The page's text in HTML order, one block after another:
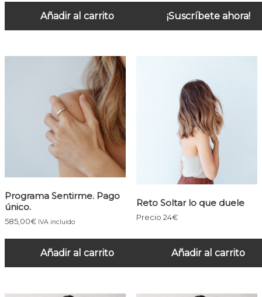
Añadir al carrito ¡Suscríbete ahora!
Programa Sentirme. Pago
único.
585,00€ IVA incluido
Añadir al carrito
Reto Soltar lo que duele
Precio 24€
Añadir al carrito